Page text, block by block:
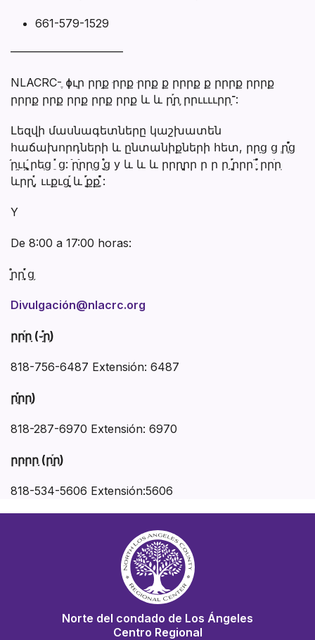
661-579-1529
——————————
NLACRC-ֶ ɸւֶր րր֥ք ּրրք ּրրք ք րրրք ք րրրք րրրք
րրրք րրք րրք րրք րրք և և րֵ֥֡րֶ֥ րրււււրրָ־:
Լեզվի մասնագետները կաշխատեն
հաճախորդների և ընտանիքների հետ, րրָց ց ְրִֶ֡֯֡ց
֬ր֦ււֶ ֱֶ֣֥֬րեֶց ֵ֡֬ ց: ֿրֶֿրրֶց ֲִָ֯֫ց y և և և րրրֲֶָ֥րր ր ր ր ִֶֶֽֿ֣֥֡֡րրր ֵֶּ֥֮֯֡֡ րրֺրֽ
ևրրִֶֹ֣֡֫, ււքւցֲֶָ֡ և ְִֵ֡֡քքֵֶ֡֫ ֺ֯֡:
Y
De 8:00 a 17:00 horas:
ַ֥֬֯րրֵֶָ֡֫ ְֽ֡ց֥
Divulgación@nlacrc.org
րրּ֡րָֽ (֊ּֽ֥֡֯րֶ֥)
818-756-6487 Extensión: 6487
ր֣֡֡֬րրֶ֥)
818-287-6970 Extensión: 6970
րրּրրָֽ (րֵ֥֡րֶ֥)
818-534-5606 Extensión:5606
Norte del condado de Los Ángeles
Centro Regional